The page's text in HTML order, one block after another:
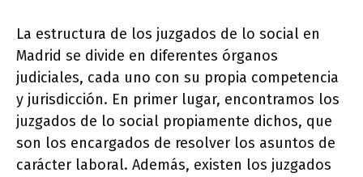
La estructura de los juzgados de lo social en
Madrid se divide en diferentes órganos
judiciales, cada uno con su propia competencia
y jurisdicción. En primer lugar, encontramos los
juzgados de lo social propiamente dichos, que
son los encargados de resolver los asuntos de
carácter laboral. Además, existen los juzgados